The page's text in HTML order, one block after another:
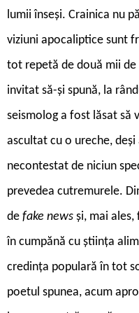
lumii înseși. Crainica nu
viziuni apocaliptice sunt
tot repetă de două mii de
invitat să-și spună, la
seismolog a fost lăsat să
ascultat cu o ureche,
necontestat de niciun
prevedea cutremurele.
de fake news și, mai
în cumpănă cu știința
credința populară în tot
poetul spunea, acum